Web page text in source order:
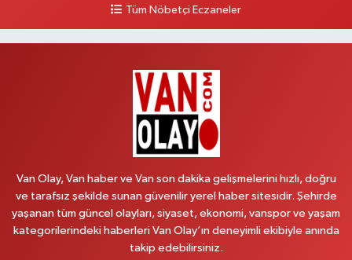
Yol Tarifi Al
Vanyolu Caddesi Yeni Diş Hastanesi Yanı NO:102F
Yol Tarifi Al
CUMHURİYET MAH.KONAK SK.NO:6
0 (530) 442 24 65 Yol Tarifi Al
Yiğit Eczanesi
HATUNİYE MAHALLESİ ASMİN SOKAK NO:3 A ÖZEL AKDAMAR
Tüm Nöbetçi Eczaneler
Van Olay, Van haber ve Van son dakika gelişmelerini hızlı, doğru
ve tarafsız şekilde sunan güvenilir yerel haber sitesidir. Şehirde
yaşanan tüm güncel olayları, siyaset, ekonomi, vanspor ve yaşam
kategorilerindeki haberleri Van Olay’ın deneyimli ekibiyle anında
takip edebilirsiniz.